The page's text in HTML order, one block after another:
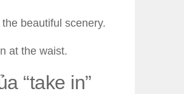
beautiful scenery.
at the waist.
“take in”